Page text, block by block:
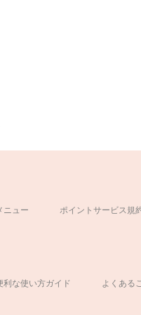
ニュー
ポイントサービス規
利な使い方ガイド
よくある